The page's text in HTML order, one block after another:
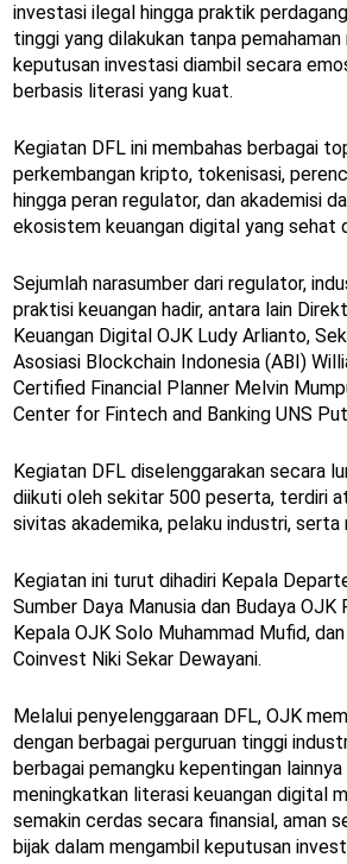
investasi ilegal hingga praktik
tinggi yang dilakukan tanpa pemahaman
keputusan investasi diambil secara
berbasis literasi yang kuat.
Kegiatan DFL ini membahas berbagai
perkembangan kripto, tokenisasi,
hingga peran regulator, dan akademisi
ekosistem keuangan digital yang sehat
Sejumlah narasumber dari regulator,
praktisi keuangan hadir, antara lain
Keuangan Digital OJK Ludy Arlianto,
Asosiasi Blockchain Indonesia (ABI)
Certified Financial Planner Melvin
Center for Fintech and Banking UNS
Kegiatan DFL diselenggarakan secara
diikuti oleh sekitar 500 peserta, terdiri
sivitas akademika, pelaku industri, serta
Kegiatan ini turut dihadiri Kepala
Sumber Daya Manusia dan Budaya OJK
Kepala OJK Solo Muhammad Mufid,
Coinvest Niki Sekar Dewayani.
Melalui penyelenggaraan DFL, OJK
dengan berbagai perguruan tinggi
berbagai pemangku kepentingan
meningkatkan literasi keuangan digital
semakin cerdas secara finansial, aman
bijak dalam mengambil keputusan